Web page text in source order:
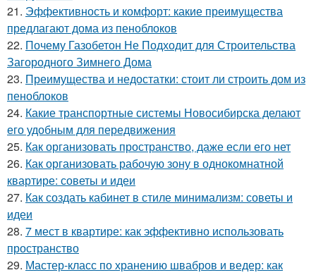
21. Эффективность и комфорт: какие преимущества
предлагают дома из пеноблоков
22. Почему Газобетон Не Подходит для Строительства
Загородного Зимнего Дома
23. Преимущества и недостатки: стоит ли строить дом из
пеноблоков
24. Какие транспортные системы Новосибирска делают
его удобным для передвижения
25. Как организовать пространство, даже если его нет
26. Как организовать рабочую зону в однокомнатной
квартире: советы и идеи
27. Как создать кабинет в стиле минимализм: советы и
идеи
28. 7 мест в квартире: как эффективно использовать
пространство
29. Мастер-класс по хранению швабров и ведер: как